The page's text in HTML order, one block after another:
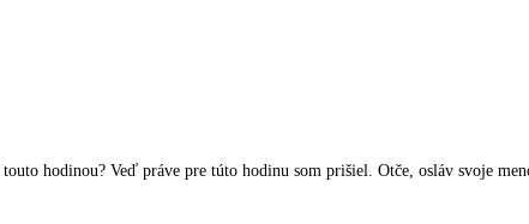
hodinou? Veď práve pre túto hodinu som prišiel. Otče, osláv svoje